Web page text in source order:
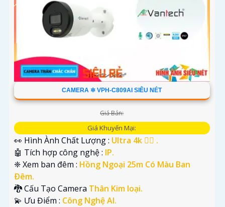
CAMERA ✲ VPH-C809AI SIÊU NÉT
Giá Bán:
Giá Khuyến Mại:
👀 Hình Ành Chất Lượng : Ultra 4k 👍🏾 .
🤖️ Tích hợp công nghệ : IP.
❈ Xem ban đêm : Hồng Ngoại 25m Có Màu Ban
Ðêm.
🐉️ Cấu Tạo Camera Thân Kim loại.
️💫 Ưu Điểm : Công Nghệ AI.